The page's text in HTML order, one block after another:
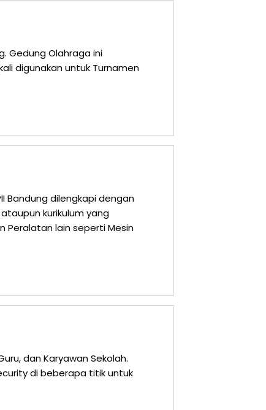
Gedung Olahraga ini
digunakan untuk Turnamen
Bandung dilengkapi dengan
kurikulum yang
Peralatan lain seperti Mesin
dan Karyawan Sekolah.
di beberapa titik untuk